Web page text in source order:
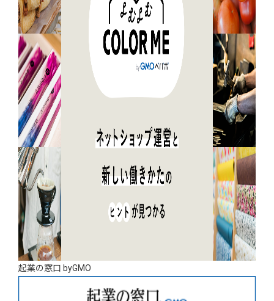
起業の窓口 byGMO